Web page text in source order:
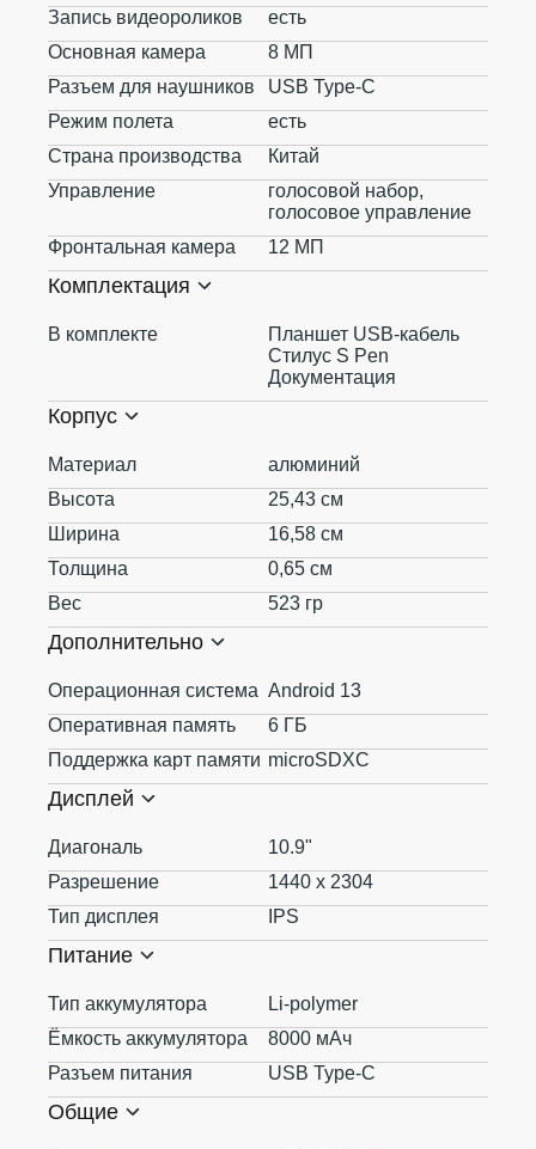
Запись видеороликов
есть
Основная камера
8 МП
Разъем для наушников
USB Type-C
Режим полета
есть
Страна производства
Китай
Управление
голосовой набор,
голосовое управление
Фронтальная камера
12 МП
Комплектация
В комплекте
Планшет USB-кабель
Стилус S Pen
Документация
Корпус
Материал
алюминий
Высота
25,43 см
Ширина
16,58 см
Толщина
0,65 см
Вес
523 гр
Дополнительно
Операционная система Android 13
Оперативная память
6 ГБ
Поддержка карт памяти microSDXC
Дисплей
Диагональ
10.9"
Разрешение
1440 x 2304
Тип дисплея
IPS
Питание
Тип аккумулятора
Li-polymer
Ёмкость аккумулятора
8000 мАч
Разъем питания
USB Type-C
Общие